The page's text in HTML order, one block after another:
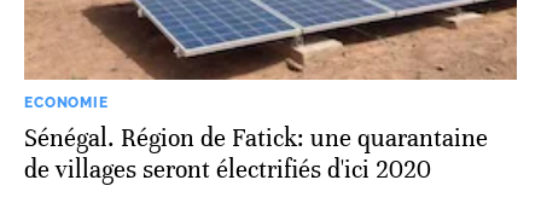
ECONOMIE
Sénégal. Région de Fatick: une quarantaine
de villages seront électrifiés d'ici 2020